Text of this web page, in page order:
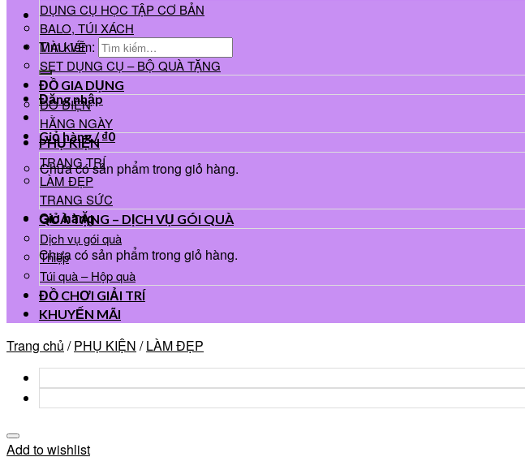
Tìm kiếm:
Đăng nhập
Giỏ hàng /₫0
Chưa có sản phẩm trong giỏ hàng.
Giỏ hàng
Chưa có sản phẩm trong giỏ hàng.
DỤNG CỤ HỌC TẬP CƠ BẢN
BALO, TÚI XÁCH
MÀU VẼ
SET DỤNG CỤ – BỘ QUÀ TẶNG
ĐỒ GIA DỤNG
ĐỒ ĐIỆN
HẰNG NGÀY
PHỤ KIỆN
TRANG TRÍ
LÀM ĐẸP
TRANG SỨC
QUÀ TẶNG – DỊCH VỤ GÓI QUÀ
Dịch vụ gói quà
Thiệp
Túi quà – Hộp quà
ĐỒ CHƠI GIẢI TRÍ
KHUYẾN MÃI
Trang chủ / PHỤ KIỆN / LÀM ĐẸP
Add to wishlist